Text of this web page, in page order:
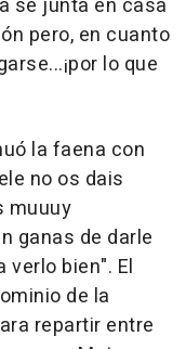
se junta en casa
pero, en cuanto
lo que
la faena con
no os dais
muuuy
ganas de darle
verlo bien". El
de la
repartir entre